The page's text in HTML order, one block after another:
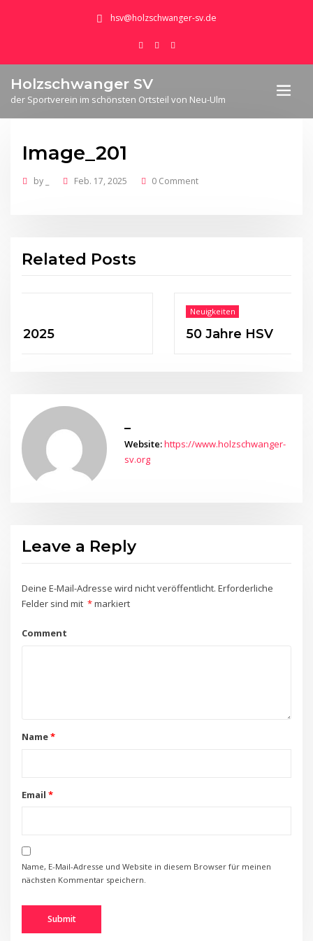
hsv@holzschwanger-sv.de
Holzschwanger SV
der Sportverein im schönsten Ortsteil von Neu-Ulm
Image_201
by Feb. 17, 2025 0 Comment
Related Posts
Neuigkeiten
50 Jahre HSV
_
Website:https://www.holzschwanger-
sv.org
Leave a Reply
Deine E-Mail-Adresse wird nicht veröffentlicht. Erforderliche
Felder sind mit *markiert
Comment
Name*
Email *
Name, E-Mail-Adresse und Website in diesem Browser für meinen
nächsten Kommentar speichern.